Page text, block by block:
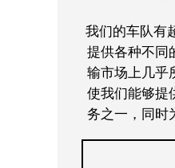
我们的车队有
提供各种不同
输市场上几乎
使我们能够提
务之一，同时